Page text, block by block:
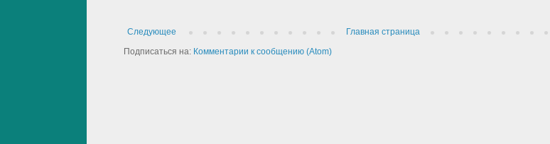
Следующее
Главная страница
Подписаться на: Комментарии к сообщению (Atom)